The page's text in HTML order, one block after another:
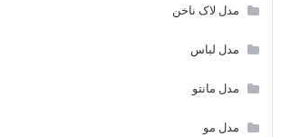
مدل لاک ناخن
مدل لباس
مدل مانتو
مدل مو